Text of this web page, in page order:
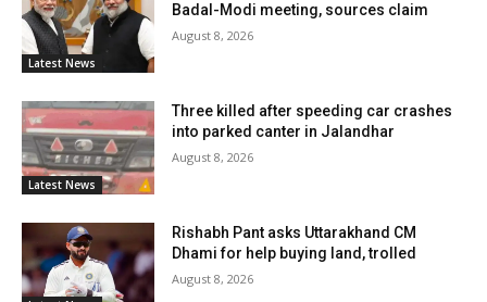
Latest News
Badal-Modi meeting, sources claim
August 8, 2026
Latest News
Three killed after speeding car crashes
into parked canter in Jalandhar
August 8, 2026
Rishabh Pant asks Uttarakhand CM
Dhami for help buying land, trolled
August 8, 2026